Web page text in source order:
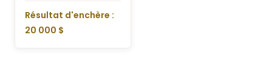
Résultat d'enchère :
20 000 $